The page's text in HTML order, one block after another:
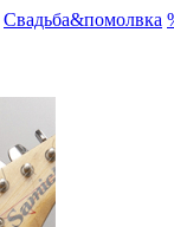
Свадьба&помолвка